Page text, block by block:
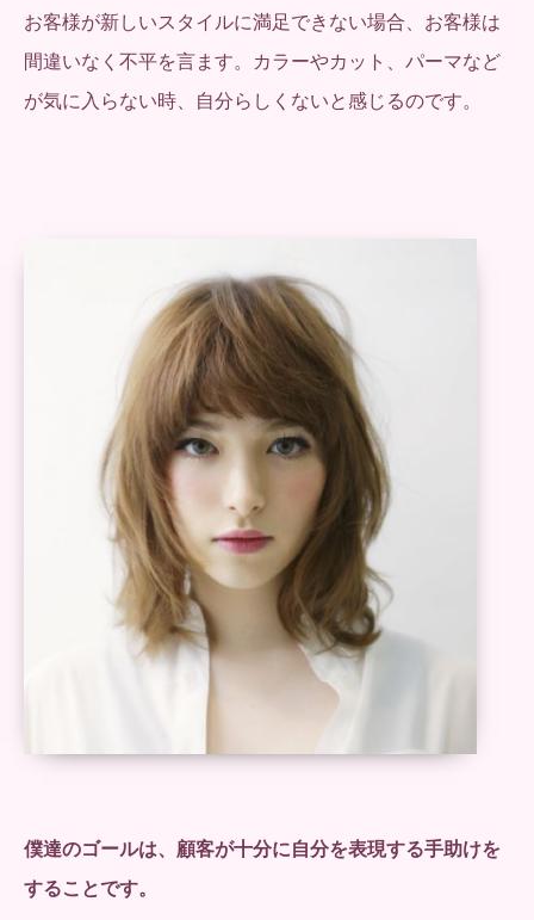
お客様が新しいスタイルに満足できない場合、お客様は
間違いなく不平を言ます。カラーやカット、パーマなど
が気に入らない時、自分らしくないと感じるのです。
僕達のゴールは、顧客が十分に自分を表現する手助けを
することです。